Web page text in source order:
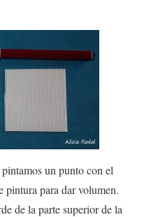
un punto con el
pintura para dar volumen.
de la parte superior de la